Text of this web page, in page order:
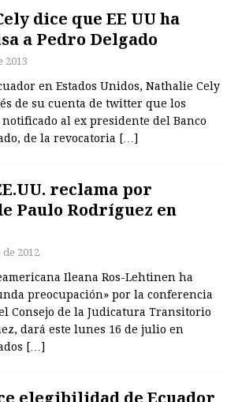
dice que EE UU ha
a Pedro Delgado
2013
en Estados Unidos, Nathalie Cely
de su cuenta de twitter que los
al ex presidente del Banco
de la revocatoria […]
reclama por
Paulo Rodríguez en
2012
Ileana Ros-Lehtinen ha
preocupación» por la conferencia
Consejo de la Judicatura Transitorio
dará este lunes 16 de julio en
[…]
elegibilidad de Ecuador